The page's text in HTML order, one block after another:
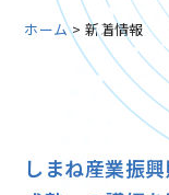
ホーム>新着情報
しまね産業振